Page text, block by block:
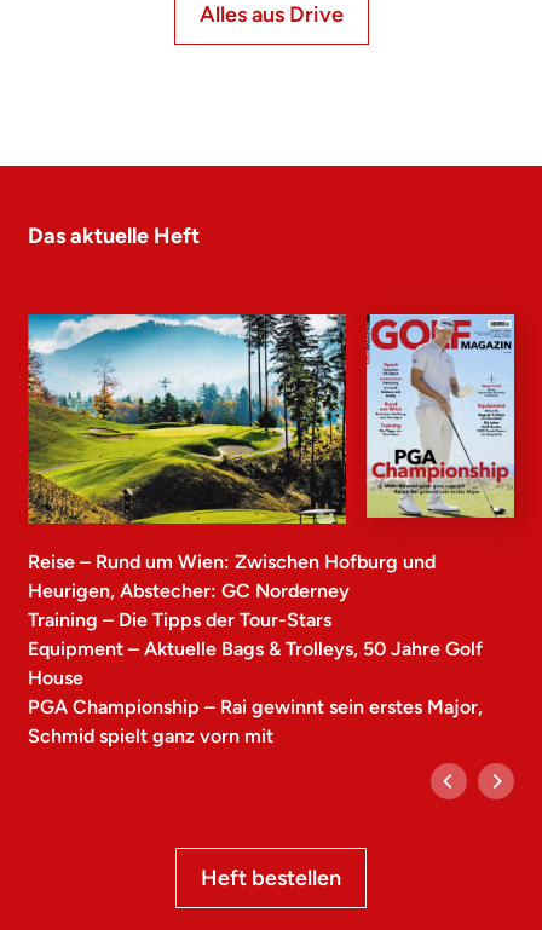
Alles aus Drive
Das aktuelle Heft
Reise – Rund um Wien: Zwischen Hofburg und
Heurigen, Abstecher: GC Norderney
Training – Die Tipps der Tour-Stars
Equipment – Aktuelle Bags & Trolleys, 50 Jahre Golf
House
PGA Championship – Rai gewinnt sein erstes Major,
Schmid spielt ganz vorn mit
Heft bestellen